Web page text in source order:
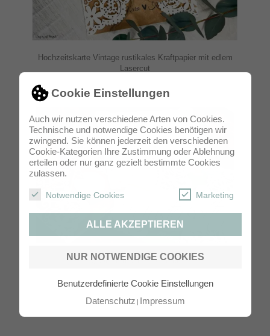
Cookie Einstellungen
Auch wir nutzen verschiedene Arten von Cookies.
Technische und notwendige Cookies benötigen wir
zwingend. Sie können jederzeit den verschiedenen
Cookie-Kategorien Ihre Zustimmung oder Ablehnung
erteilen oder nur ganz gezielt bestimmte Cookies
zulassen.
Notwendige Cookies Marketing
ALLE AKZEPTIEREN
NUR NOTWENDIGE COOKIES
Benutzerdefinierte Cookie Einstellungen
Datenschutz Impressum
Hochzeitskarte Vintage rustikales Kraftpapier mit edlem
Lasercut
Qualitätsmuster Lasercut